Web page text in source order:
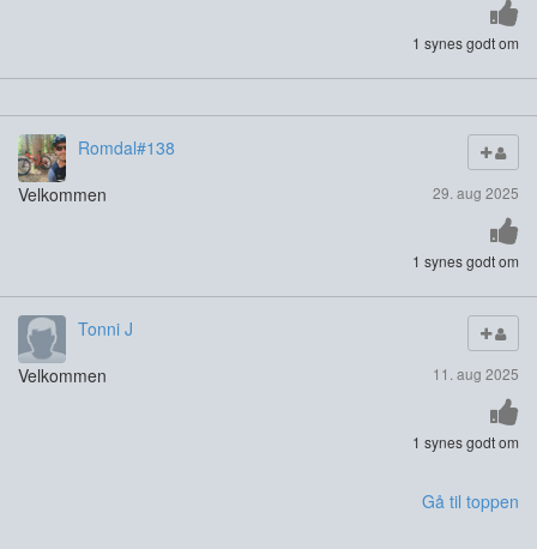
1 synes godt om
Romdal#138
29. aug 2025
Velkommen
1 synes godt om
Tonni J
11. aug 2025
Velkommen
1 synes godt om
Gå til toppen